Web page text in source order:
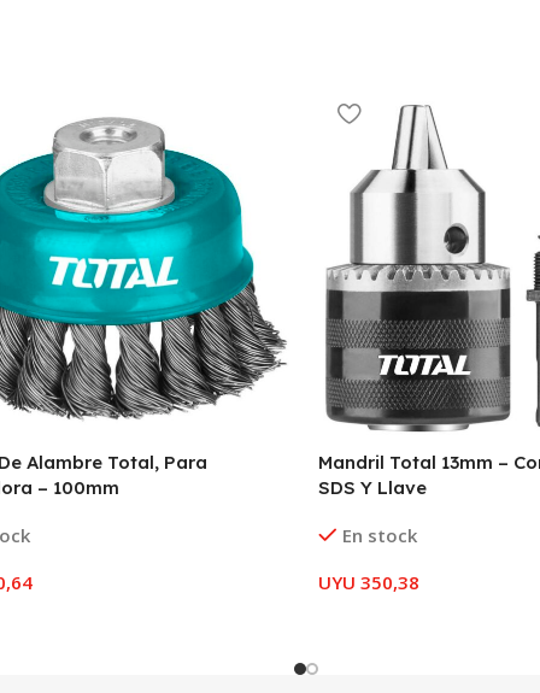
Alambre Total, Para
– 100mm
Mandril Total 13mm –
SDS Y Llave
En stock
UYU 350,38